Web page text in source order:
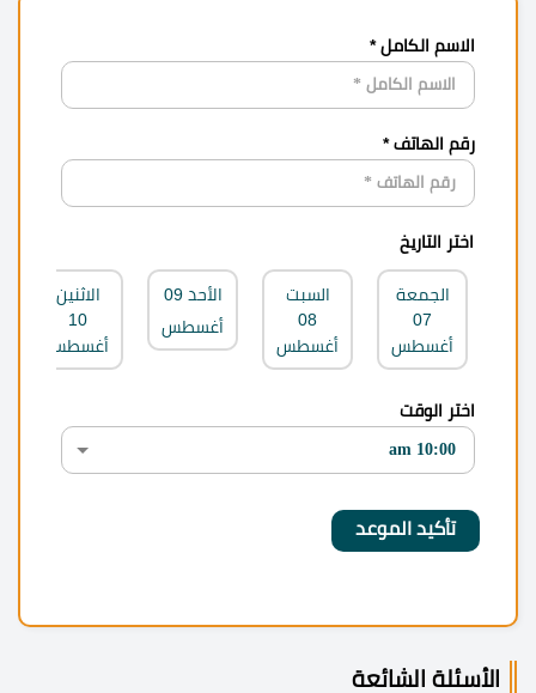
الاسم الكامل *
رقم الهاتف *
اختر التاريخ
الجمعة
07
أغسطس
السبت
08
أغسطس
الأحد 09
أغسطس
الاثنين
10
أغسطس
اختر الوقت
الأسئلة الشائعة